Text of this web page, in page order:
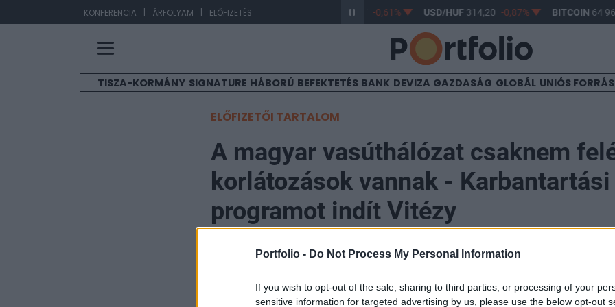
Portfolio - Do Not Process My Personal Information
If you wish to opt-out of the sale, sharing to third parties, or processing of your
sensitive information for targeted advertising by us, please use the below opt-out
KONFERENCIA | ÁRFOLYAM | ELŐFIZETÉS 363,17 -0,61% USD/HUF314,20 -0,87% BITCOIN64
TISZA-KORMÁNY SIGNATURE HÁBORÚ BEFEKTETÉS BANK DEVIZA GAZDASÁG GLOBÁL UNIÓS
ELŐFIZETŐI TARTALOM
A magyar vasúthálózat csaknem
korlátozások vannak - Karbantartási
programot indít Vitézy
A hazai vasúthálózat jelentős részét érintő sebességkorlátozások és